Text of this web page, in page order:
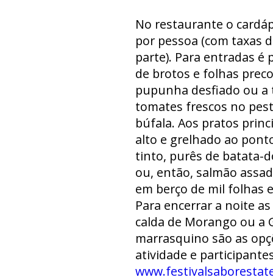
No restaurante o
por pessoa (com taxas
parte). Para entradas é
de brotos e folhas
pupunha desfiado ou
tomates frescos no
búfala. Aos pratos
alto e grelhado ao
tinto, purês de batata-
ou, então, salmão
em berço de mil folhas
Para encerrar a noite
calda de Morango ou a
marrasquino são as
atividade e